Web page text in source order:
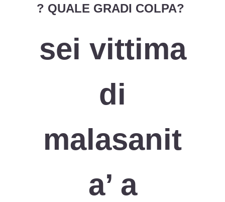
? QUALE GRADI COLPA?
sei vittima
di
malasanit
a’ a